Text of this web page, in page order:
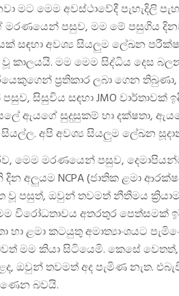
මට මෙම අවස්ථාවේදී පැහැදිලි
පසුව, මම මේ පසුගිය
සඳහා අවශ්‍ය සියලුම ලේඛන
වූ කාලයයි. මම මෙම සිද්ධිය දෙස
ප්‍රතිකාර ලබා ගෙන
සිසුවිය සඳහා JMO
ඇයගේ සුදුසුකම් හා දක්ෂතා,
සියල්ල. අපි අවශ්‍ය සියලුම ලේඛන
මෙම මරණයෙන් පසුව,
දින අලුයම NCPA (ජාතික ළමා
පසුත්, ඔවුන් තවමත් නීතිමය
විරෝධතාවය අතරතුර පෙත්සමක්
හා ළමා කටයුතු අමාත්‍යාංශයට
මම කියා සිටියෙමි. කෙසේ
ඔවුන් තවමත් අද පැමිණ නැත.
බවයි.